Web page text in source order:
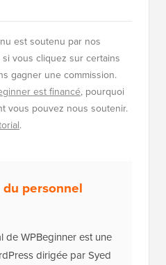
est soutenu par nos
vous cliquez sur certains
gagner une commission.
est financé, pourquoi
vous pouvez nous soutenir.
.
personnel
de WPBeginner est une
dirigée par Syed